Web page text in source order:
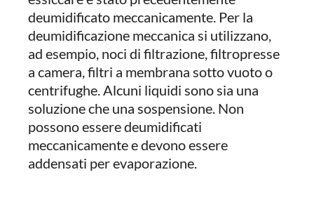
deumidificato meccanicamente. Per la
deumidificazione meccanica si utilizzano,
ad esempio, noci di filtrazione, filtropresse
a camera, filtri a membrana sotto vuoto o
centrifughe. Alcuni liquidi sono sia una
soluzione che una sospensione. Non
possono essere deumidificati
meccanicamente e devono essere
addensati per evaporazione.